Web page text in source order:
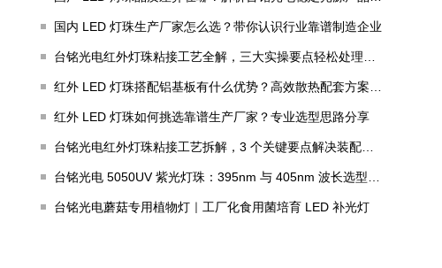
国内 LED 灯珠生产厂家怎么选？带你认识行业靠谱制造企业
红外 LED 灯珠如何挑选靠谱生产厂家？专业选型思路分享
台铭光电红外灯珠粘接工艺拆解，3 个关键要点解决装配常见问题
台铭光电蘑菇专用植物灯｜工厂化食用菌培育 LED 补光灯